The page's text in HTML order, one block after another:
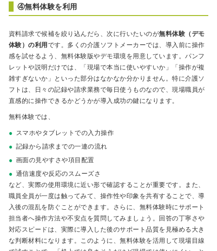
④無料体験を利用
資料請求で候補を絞り込んだら、次に行いたいのが無料体験（デモ
体験）の利用 です。多くの介護ソフトメーカーでは、導入前に操作
感を試せるよう、無料体験版やデモ環境を用意しています。パンフ
レットや説明だけでは、「現場で本当に使いやすいか」「操作が複
雑すぎないか」といった部分はなかなか分かりません。特に介護ソ
フトは、日々の記録や請求業務で毎日使うものなので、現場職員が
直感的に操作できるかどうかが導入成功の鍵になります。
無料体験では、
スマホやタブレットでの入力操作
記録から請求までの一連の流れ
画面の見やすさや項目配置
通信速度や反応のスムーズさ
など、実際の使用環境に近い形で確認することが重要です。また、
職員全員が一度は触ってみて、操作性や印象を共有することで、導
入後の混乱を防ぐことができます。さらに、無料体験時にサポート
担当者へ操作方法や不安点を質問してみましょう。回答の丁寧さや
対応スピードは、実際に導入した後のサポート品質を見極める大き
な判断材料になります。このように、無料体験を活用して現場目線